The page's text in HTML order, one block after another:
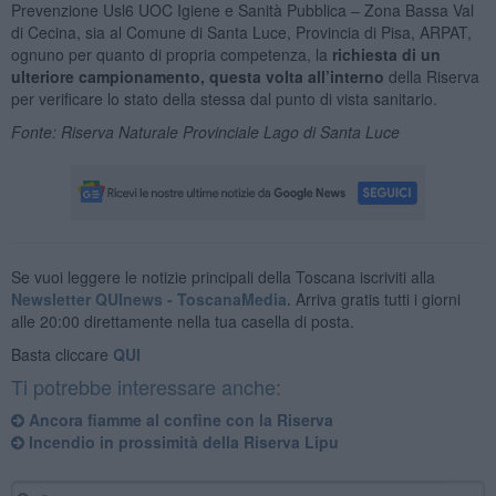
Prevenzione Usl6 UOC Igiene e Sanità Pubblica – Zona Bassa Val
di Cecina, sia al Comune di Santa Luce, Provincia di Pisa, ARPAT,
ognuno per quanto di propria competenza, la richiesta di un
ulteriore campionamento, questa volta all’interno della Riserva
per verificare lo stato della stessa dal punto di vista sanitario.
Fonte: Riserva Naturale Provinciale Lago di Santa Luce
Se vuoi leggere le notizie principali della Toscana iscriviti alla
Newsletter QUInews - ToscanaMedia. Arriva gratis tutti i giorni
alle 20:00 direttamente nella tua casella di posta.
Basta cliccare QUI
Ti potrebbe interessare anche:
Ancora fiamme al confine con la Riserva
Incendio in prossimità della Riserva Lipu